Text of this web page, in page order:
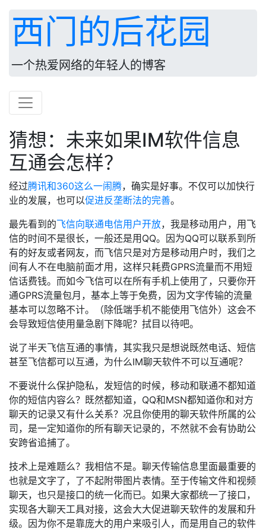
西门的后花园
一个热爱网络的年轻人的博客
猜想：未来如果IM软件信息
互通会怎样？
经过腾讯和360这么一闹腾，确实是好事。不仅可以加快行
业的发展，也可以促进反垄断法的完善。
最先看到的飞信向联通电信用户开放，我是移动用户，用飞
信的时间不是很长，一般还是用QQ。因为QQ可以联系到所
有的好友或者网友，而飞信只是对方是移动用户时，我们之
间有人不在电脑前面才用，这样只耗费GPRS流量而不用短
信话费钱。而如今飞信可以在所有手机上使用了，只要你开
通GPRS流量包月，基本上等于免费，因为文字传输的流量
基本可以忽略不计。（除低端手机不能使用飞信外）这会不
会导致短信使用量急剧下降呢？拭目以待吧。
说了半天飞信互通的事情，其实我只是想说既然电话、短信
甚至飞信都可以互通，为什么IM聊天软件不可以互通呢？
不要说什么保护隐私，发短信的时候，移动和联通不都知道
你的短信内容么？既然都知道，QQ和MSN都知道你和对方
聊天的记录又有什么关系？况且你使用的聊天软件所属的公
司，是一定知道你的所有聊天记录的，不然就不会有协助公
安跨省追捕了。
技术上是难题么？我相信不是。聊天传输信息里面最重要的
也就是文字了，了不起附带图片表情。至于传输文件和视频
聊天，也只是接口的统一化而已。如果大家都统一了接口，
实现各大聊天工具对接，这会大大促进聊天软件的发展和升
级。因为你不是靠庞大的用户来吸引人，而是用自己的软件